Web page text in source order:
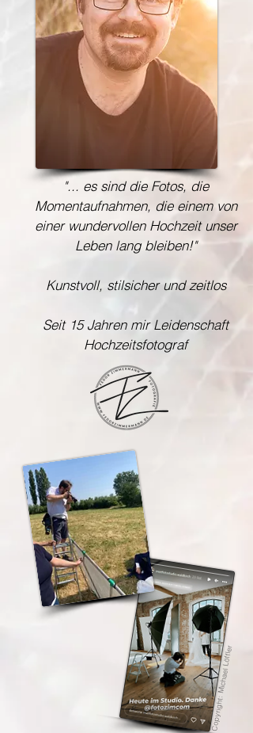
"... es sind die Fotos, die
Momentaufnahmen, die einem von
einer wundervollen Hochzeit unser
Leben lang bleiben!"
Kunstvoll, stilsicher und zeitlos
Seit 15 Jahren mir Leidenschaft
Hochzeitsfotograf
Copyright: Michael Löffler